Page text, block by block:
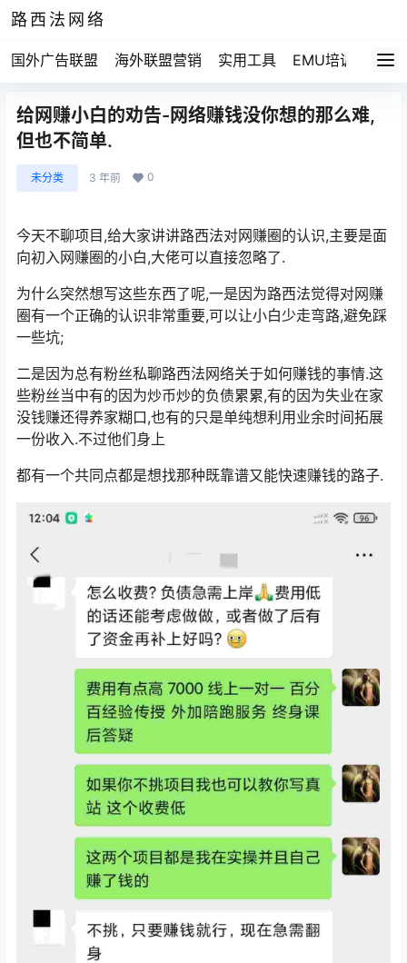
路西法网络
国外广告联盟 海外联盟营销 实用工具 EMU培训 路
给网赚小白的劝告-网络赚钱没你想的那么难,
但也不简单.
未分类 3 年前 0
今天不聊项目,给大家讲讲路西法对网赚圈的认识,主要是面
向初入网赚圈的小白,大佬可以直接忽略了.
为什么突然想写这些东西了呢,一是因为路西法觉得对网赚
圈有一个正确的认识非常重要,可以让小白少走弯路,避免踩
一些坑;
二是因为总有粉丝私聊路西法网络关于如何赚钱的事情.这
些粉丝当中有的因为炒币炒的负债累累,有的因为失业在家
没钱赚还得养家糊口,也有的只是单纯想利用业余时间拓展
一份收入.不过他们身上
都有一个共同点都是想找那种既靠谱又能快速赚钱的路子.